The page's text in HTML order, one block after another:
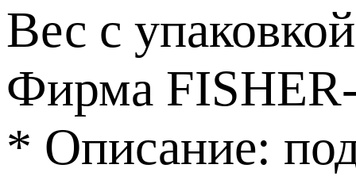
Вес с
Фирма
* Описание: